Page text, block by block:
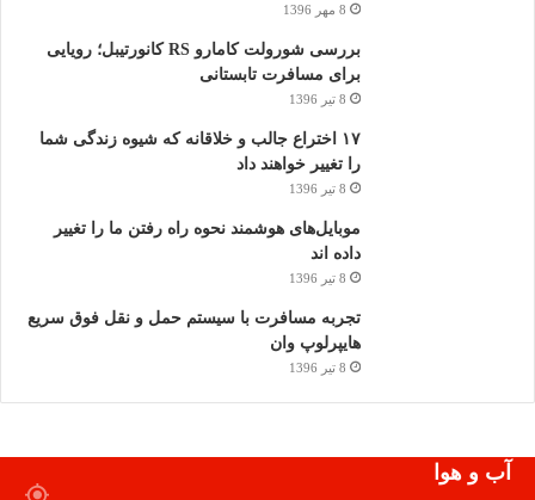
8 مهر 1396
بررسی شورولت کامارو RS کانورتیبل؛ رویایی
برای مسافرت تابستانی
8 تیر 1396
۱۷ اختراع جالب و خلاقانه که شیوه زندگی شما
را تغییر خواهند داد
8 تیر 1396
موبایل‌های هوشمند نحوه راه رفتن ما را تغییر
داده اند
8 تیر 1396
تجربه مسافرت با سیستم حمل و نقل فوق سریع
هایپرلوپ وان
8 تیر 1396
آب و هوا